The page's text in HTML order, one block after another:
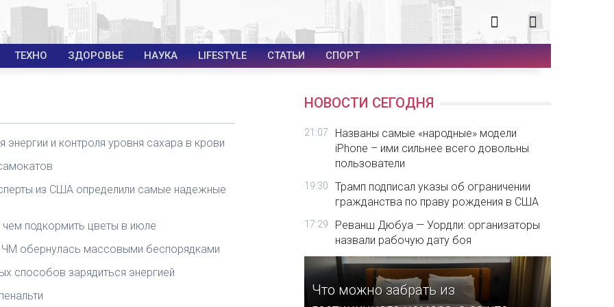
ТЕХНО ЗДОРОВЬЕ НАУКА LIFESTYLE СТАТЬИ СПОРТ
энергии и контроля уровня сахара в крови
из США определили самые надежные
чем подкормить цветы в июле
обернулась массовыми беспорядками
способов зарядиться энергией
НОВОСТИ СЕГОДНЯ
21:07
Названы самые «народные» модели
iPhone – ими сильнее всего довольны
пользователи
19:30
Трамп подписал указы об ограничении
гражданства по праву рождения в США
17:29
Реванш Дюбуа — Уордли: организаторы
назвали рабочую дату боя
Что можно забрать из